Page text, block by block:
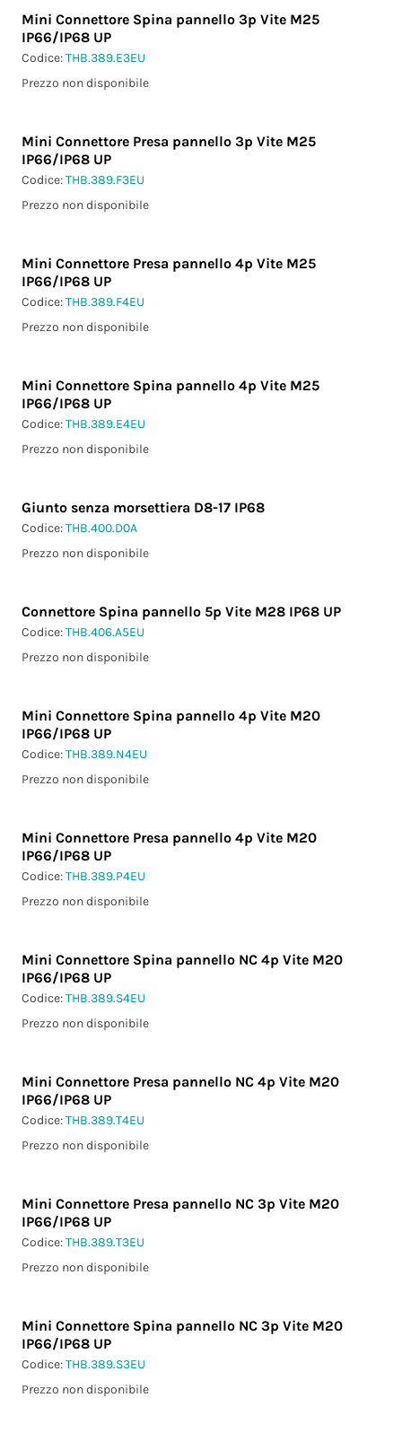
Mini Connettore Spina pannello 3p Vite M25
IP66/IP68 UP
Codice:THB.389.E3EU
Prezzo non disponibile
Mini Connettore Presa pannello 3p Vite M25
IP66/IP68 UP
Codice:THB.389.F3EU
Prezzo non disponibile
Mini Connettore Presa pannello 4p Vite M25
IP66/IP68 UP
Codice:THB.389.F4EU
Prezzo non disponibile
Mini Connettore Spina pannello 4p Vite M25
IP66/IP68 UP
Codice:THB.389.E4EU
Prezzo non disponibile
Giunto senza morsettiera D8-17 IP68
Codice:THB.400.D0A
Prezzo non disponibile
Connettore Spina pannello 5p Vite M28 IP68 UP
Codice:THB.406.A5EU
Prezzo non disponibile
Mini Connettore Spina pannello 4p Vite M20
IP66/IP68 UP
Codice:THB.389.N4EU
Prezzo non disponibile
Mini Connettore Presa pannello 4p Vite M20
IP66/IP68 UP
Codice:THB.389.P4EU
Prezzo non disponibile
Mini Connettore Spina pannello NC 4p Vite M20
IP66/IP68 UP
Codice:THB.389.S4EU
Prezzo non disponibile
Mini Connettore Presa pannello NC 4p Vite M20
IP66/IP68 UP
Codice:THB.389.T4EU
Prezzo non disponibile
Mini Connettore Presa pannello NC 3p Vite M20
IP66/IP68 UP
Codice:THB.389.T3EU
Prezzo non disponibile
Mini Connettore Spina pannello NC 3p Vite M20
IP66/IP68 UP
Codice:THB.389.S3EU
Prezzo non disponibile